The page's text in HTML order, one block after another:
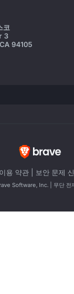
코
3
94105
이용 약관| 보안 문제
Software, Inc. | 무단 전